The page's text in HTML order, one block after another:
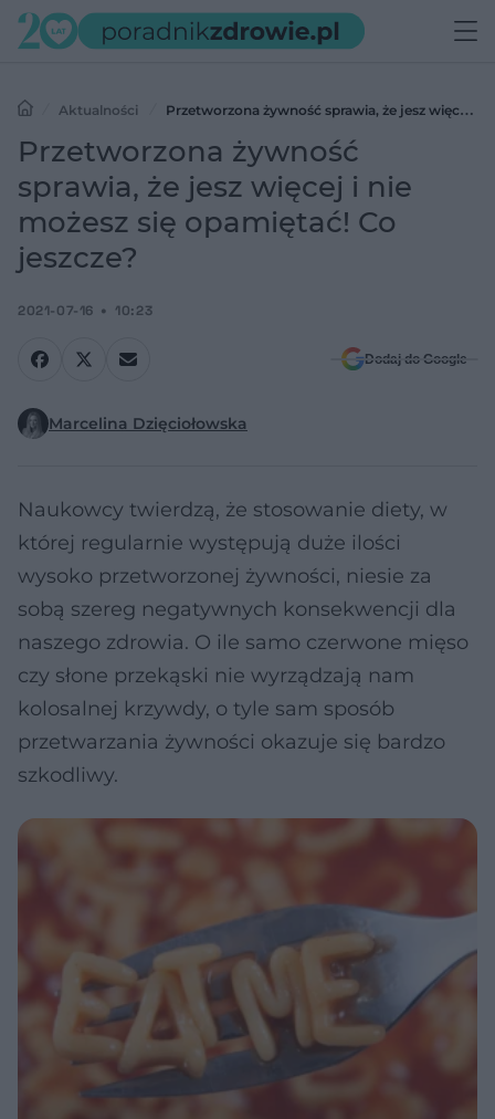
Aktualności
Przetworzona żywność sprawia, że jesz więcej i
nie możesz się opamiętać! Co jeszcze?
Przetworzona żywność
sprawia, że jesz więcej i nie
możesz się opamiętać! Co
jeszcze?
2021-07-16 10:23
Dodaj do Google
Marcelina Dzięciołowska
Naukowcy twierdzą, że stosowanie diety, w
której regularnie występują duże ilości
wysoko przetworzonej żywności, niesie za
sobą szereg negatywnych konsekwencji dla
naszego zdrowia. O ile samo czerwone mięso
czy słone przekąski nie wyrządzają nam
kolosalnej krzywdy, o tyle sam sposób
przetwarzania żywności okazuje się bardzo
szkodliwy.